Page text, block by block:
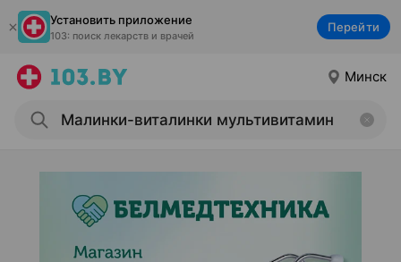
Установить приложение
103: поиск лекарств и врачей
Перейти
Минск